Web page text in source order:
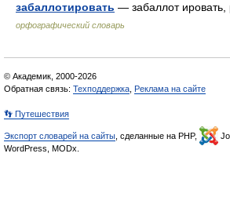
забаллотировать — забаллот
орфографический словарь
© Академик, 2000-2026
Обратная связь: Техподдержка Реклама на сайте
👣 Путешествия
Экспорт словарей на сайты , сделанные на PHP,
WordPress, MODx.